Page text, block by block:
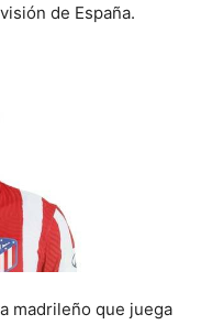
de España.
madrileño que juega